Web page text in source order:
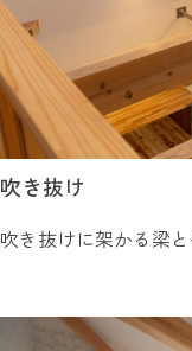
吹き抜け
吹き抜けに架かる梁